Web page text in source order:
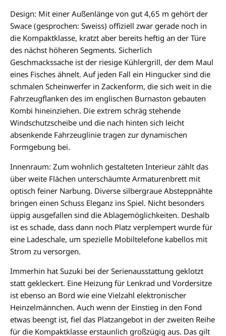
Design: Mit einer Außenlänge von gut 4,65 m gehört der
Swace (gesprochen: Sweiss) offiziell zwar gerade noch in
die Kompaktklasse, kratzt aber bereits heftig an der Türe
des nächst höheren Segments. Sicherlich
Geschmackssache ist der riesige Kühlergrill, der dem Maul
eines Fisches ähnelt. Auf jeden Fall ein Hingucker sind die
schmalen Scheinwerfer in Zackenform, die sich weit in die
Fahrzeugflanken des im englischen Burnaston gebauten
Kombi hineinziehen. Die extrem schräg stehende
Windschutzscheibe und die nach hinten sich leicht
absenkende Fahrzeuglinie tragen zur dynamischen
Formgebung bei.
Innenraum: Zum wohnlich gestalteten Interieur zählt das
über weite Flächen unterschäumte Armaturenbrett mit
optisch feiner Narbung. Diverse silbergraue Absteppnähte
bringen einen Schuss Eleganz ins Spiel. Nicht besonders
üppig ausgefallen sind die Ablagemöglichkeiten. Deshalb
ist es schade, dass dann noch Platz verplempert wurde für
eine Ladeschale, um spezielle Mobiltelefone kabellos mit
Strom zu versorgen.
Immerhin hat Suzuki bei der Serienausstattung geklotzt
statt gekleckert. Eine Heizung für Lenkrad und Vordersitze
ist ebenso an Bord wie eine Vielzahl elektronischer
Heinzelmännchen. Auch wenn der Einstieg in den Fond
etwas beengt ist, fiel das Platzangebot in der zweiten Reihe
für die Kompaktklasse erstaunlich großzügig aus. Das gilt